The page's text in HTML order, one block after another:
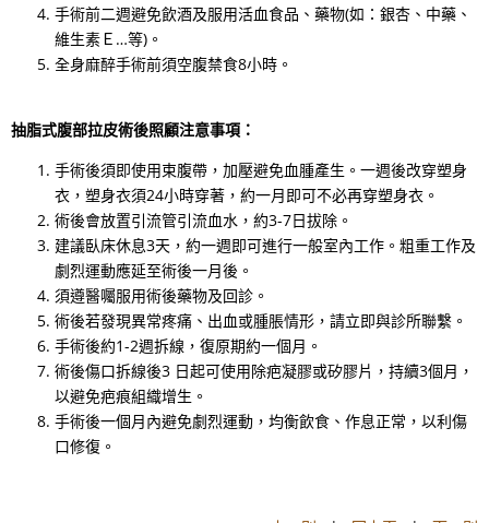
手術前二週避免飲酒及服用活血食品、藥物(如：銀杏、中藥、
維生素Ｅ…等)。
全身麻醉手術前須空腹禁食8小時。
抽脂式腹部拉皮術後照顧注意事項：
手術後須即使用束腹帶，加壓避免血腫產生。一週後改穿塑身
衣，塑身衣須24小時穿著，約一月即可不必再穿塑身衣。
術後會放置引流管引流血水，約3-7日拔除。
建議臥床休息3天，約一週即可進行一般室內工作。粗重工作及
劇烈運動應延至術後一月後。
須遵醫囑服用術後藥物及回診。
術後若發現異常疼痛、出血或腫脹情形，請立即與診所聯繫。
手術後約1-2週拆線，復原期約一個月。
術後傷口拆線後3 日起可使用除疤凝膠或矽膠片，持續3個月，
以避免疤痕組織增生。
手術後一個月內避免劇烈運動，均衡飲食、作息正常，以利傷
口修復。